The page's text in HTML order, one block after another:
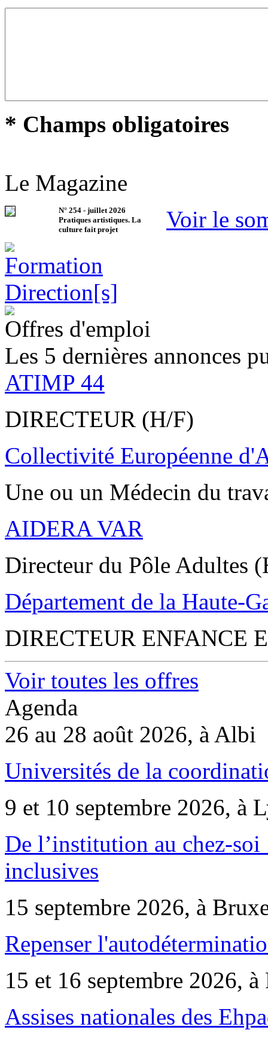
* Champs obligatoires
Le Magazine
N° 254 - juillet 2026
Pratiques artistiques. La
culture fait projet
Voir le
Offres d'emploi
Les 5 dernières annonces
ATIMP 44
DIRECTEUR (H/F)
Collectivité Européenne
Une ou un Médecin du
AIDERA VAR
Directeur du Pôle Adultes
Département de la Haute-
DIRECTEUR ENFANCE
Voir toutes les offres
Agenda
26 au 28 août 2026, à Albi
Universités de la
9 et 10 septembre 2026, à
De l’institution au chez-
inclusives
15 septembre 2026, à
Repenser
15 et 16 septembre 2026, à
Assises nationales des